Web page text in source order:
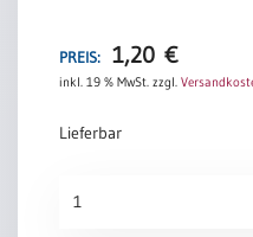
PREIS: 1,20 €
inkl. 19 % MwSt. zzgl.
Lieferbar
Schein